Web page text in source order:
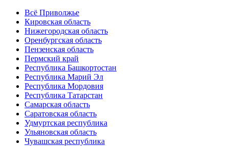
Всё Приволжье
Кировская область
Нижегородская область
Оренбургская область
Пензенская область
Пермский край
Республика Башкортостан
Республика Марий Эл
Республика Мордовия
Республика Татарстан
Самарская область
Саратовская область
Удмуртская республика
Ульяновская область
Чувашская республика